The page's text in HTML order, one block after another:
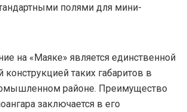
полями для мини-
на «Маяке» является единственной
конструкцией таких габаритов в
районе. Преимущество
заключается в его